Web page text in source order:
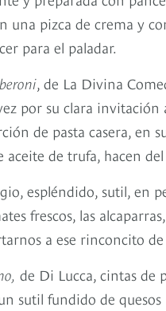
una pizca de crema y
para el paladar.
, de La Divina
por su clara invitación
de pasta casera,
de trufa, hacen
espléndido, sutil, en
frescos, las
a ese rinconcito
de Di Lucca, cintas de
sutil fundido de